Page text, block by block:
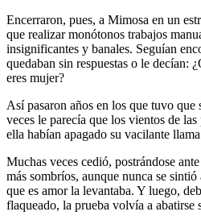
Encerraron, pues, a Mimosa en un
que realizar monótonos trabajos
insignificantes y banales. Seguían
quedaban sin respuestas o le decían:
eres mujer?
Así pasaron años en los que tuvo que
veces le parecía que los vientos de
ella habían apagado su vacilante
Muchas veces cedió, postrándose
más sombríos, aunque nunca se
que es amor la levantaba. Y luego,
flaqueado, la prueba volvía a abatirse